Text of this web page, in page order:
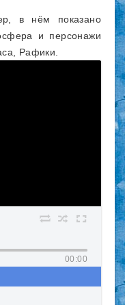
в нём показано
и персонажи
Рафики.
00:00